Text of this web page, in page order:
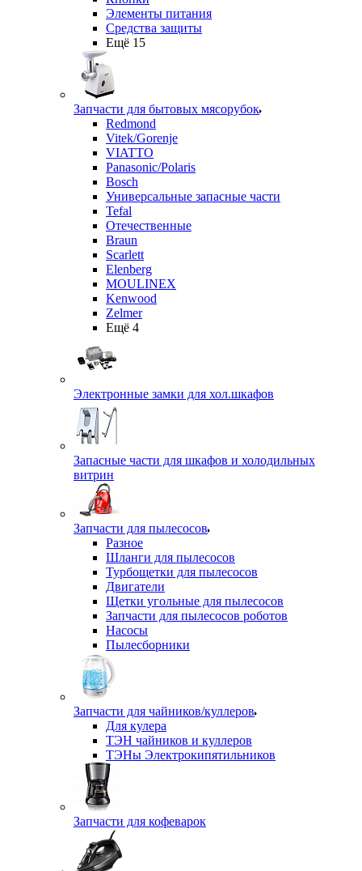
Элементы питания
Средства защиты
Ещё 15
Запчасти для бытовых мясорубок
Redmond
Vitek/Gorenje
VIATTO
Panasonic/Polaris
Bosch
Универсальные запасные части
Tefal
Отечественные
Braun
Scarlett
Elenberg
MOULINEX
Kenwood
Zelmer
Ещё 4
Электронные замки для хол.шкафов
Запасные части для шкафов и холодильных
витрин
Запчасти для пылесосов
Разное
Шланги для пылесосов
Турбощетки для пылесосов
Двигатели
Щетки угольные для пылесосов
Запчасти для пылесосов роботов
Насосы
Пылесборники
Запчасти для чайников/куллеров
Для кулера
ТЭН чайников и куллеров
ТЭНы Электрокипятильников
Запчасти для кофеварок